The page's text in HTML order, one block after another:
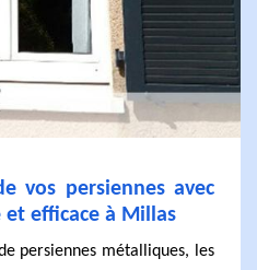
vos persiennes avec
efficace à Millas
persiennes métalliques, les